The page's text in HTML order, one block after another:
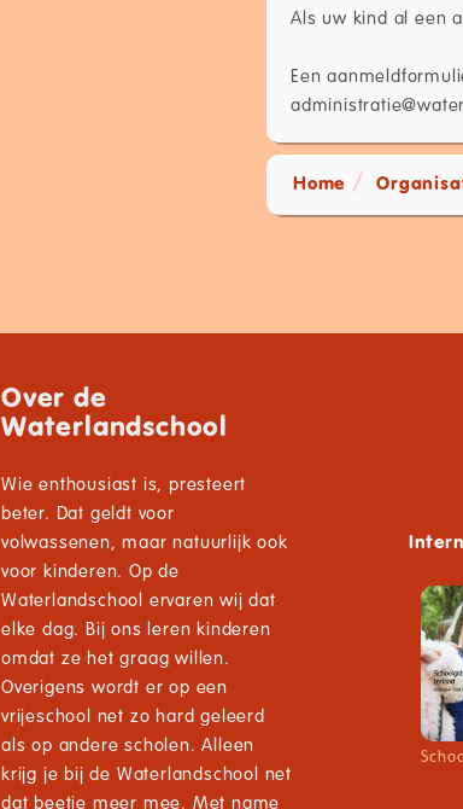
Als uw kind al een
Een
Home
Over de
Waterlandschool
Wie enthousiast is, presteert
beter. Dat geldt voor
volwassenen, maar natuurlijk ook
voor kinderen. Op de
Waterlandschool ervaren wij dat
elke dag. Bij ons leren kinderen
omdat ze het graag willen.
Overigens wordt er op een
vrijeschool net zo hard geleerd
als op andere scholen. Alleen
krijg je bij de Waterlandschool net
dat beetje meer mee. Met name